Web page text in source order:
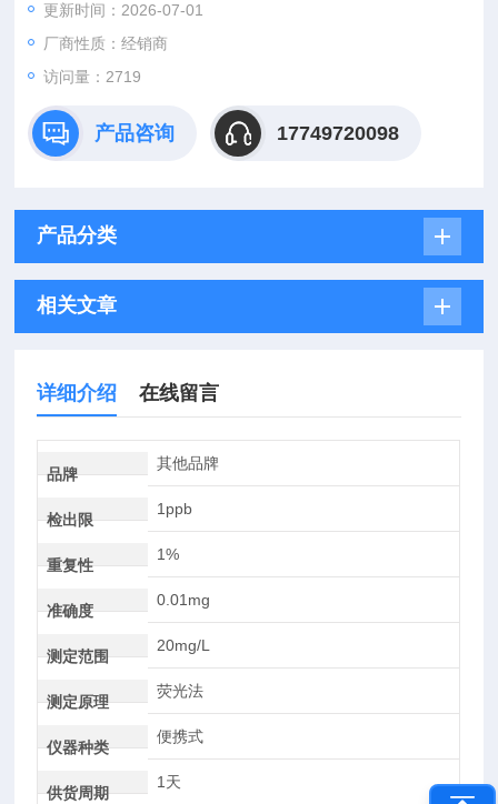
进口荧光溶解氧电极。
更新时间：2026-07-01
厂商性质：经销商
访问量：2719
产品咨询 17749720098
产品分类
相关文章
详细介绍 在线留言
品牌
其他品牌
检出限
1ppb
重复性
1%
准确度
0.01mg
测定范围
20mg/L
测定原理
荧光法
仪器种类
便携式
供货周期
1天